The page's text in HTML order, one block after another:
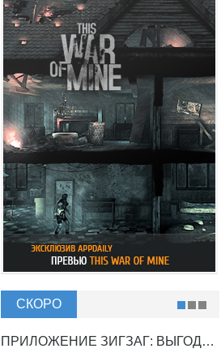
СКОРО
ПРИЛОЖЕНИЕ ЗИГЗАГ: ВЫГОДНО ВДВОЙНЕ!